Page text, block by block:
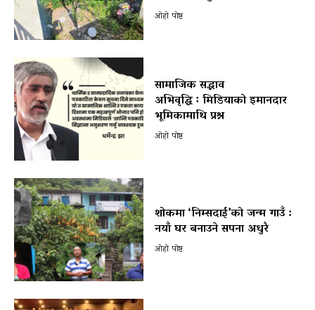
ओहो पोष्ट
सामाजिक सद्भाव
अभिवृद्धि ः मिडियाको इमानदार
भूमिकामाथि प्रश्न
ओहो पोष्ट
शोकमा ‘निम्सदाई’को जन्म गाउँ :
नयाँ घर बनाउने सपना अधुरै
ओहो पोष्ट